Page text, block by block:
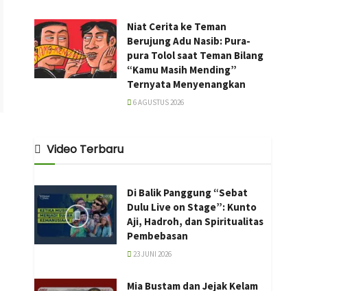
Niat Cerita ke Teman
Berujung Adu Nasib: Pura-
pura Tolol saat Teman Bilang
“Kamu Masih Mending”
Ternyata Menyenangkan
6 AGUSTUS 2026
Video Terbaru
Di Balik Panggung “Sebat
Dulu Live on Stage”: Kunto
Aji, Hadroh, dan Spiritualitas
Pembebasan
23 JUNI 2026
Mia Bustam dan Jejak Kelam